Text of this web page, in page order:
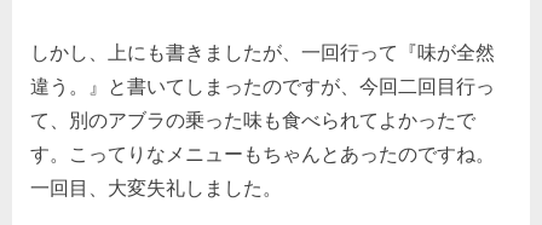
しかし、上にも書きましたが、一回行って『味が全然
違う。』と書いてしまったのですが、今回二回目行っ
て、別のアブラの乗った味も食べられてよかったで
す。こってりなメニューもちゃんとあったのですね。
一回目、大変失礼しました。